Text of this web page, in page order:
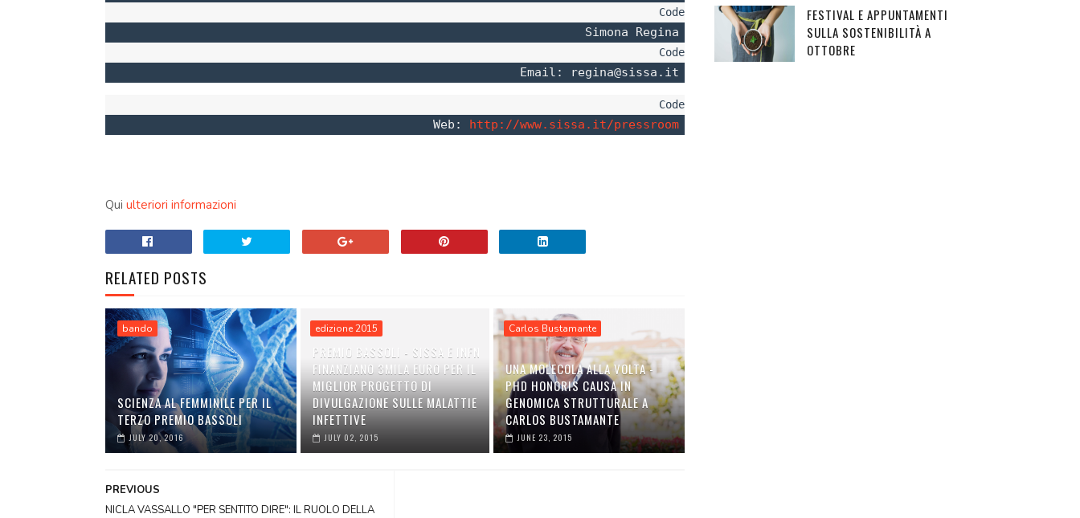
Simona Regina
Email: regina@sissa.it
Web: http://www.sissa.it/pressroom
Qui ulteriori informazioni
RELATED POSTS
bando
SCIENZA AL FEMMINILE PER IL
TERZO PREMIO BASSOLI
JULY 20, 2016
edizione 2015
PREMIO BASSOLI - SISSA E INFN
FINANZIANO 3MILA EURO PER IL
MIGLIOR PROGETTO DI
DIVULGAZIONE SULLE MALATTIE
INFETTIVE
JULY 02, 2015
Carlos Bustamante
UNA MOLECOLA ALLA VOLTA -
PHD HONORIS CAUSA IN
GENOMICA STRUTTURALE A
CARLOS BUSTAMANTE
JUNE 23, 2015
PREVIOUS
NICLA VASSALLO "PER SENTITO DIRE": IL RUOLO DELLA
FESTIVAL E APPUNTAMENTI
SULLA SOSTENIBILITÀ A
OTTOBRE